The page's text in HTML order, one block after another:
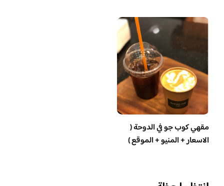
مقهي كوب جو في الدوحة (
الاسعار + المنيو + الموقع )